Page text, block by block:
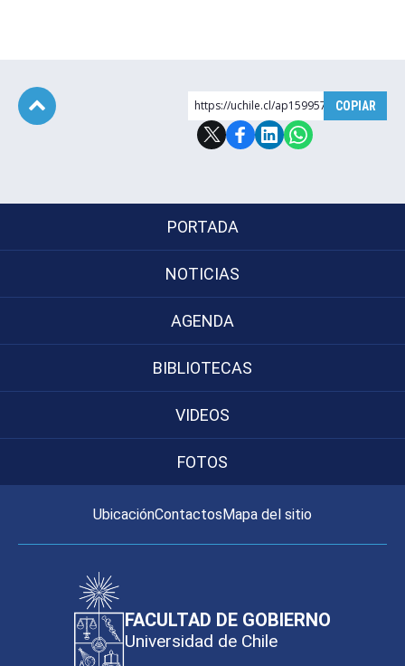
https://uchile.cl/ap159957 COPIAR
PORTADA
NOTICIAS
AGENDA
BIBLIOTECAS
VIDEOS
FOTOS
UbicaciónContactosMapa del sitio
FACULTAD DE GOBIERNO
Universidad de Chile